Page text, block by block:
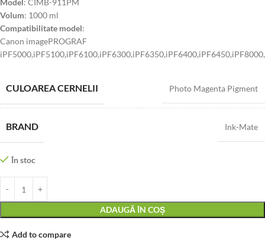
Model: CIMB-911PM
Volum: 1000 ml
Compatibilitate model:
Canon imagePROGRAF
CULOAREA CERNELII Photo Magenta Pigment
BRAND Ink-Mate
În stoc
ADAUGĂ ÎN COȘ
Add to compare